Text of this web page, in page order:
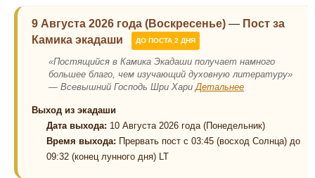
9 Августа 2026 года (Воскресенье) — Пост за
Камика экадаши
ДО ПОСТА 2 ДНЯ
«Постящийся в Камика Экадаши получает намного
большее благо, чем изучающий духовную литературу»
— Всевышний Господь Шри ХариДетальнее
Выход из экадаши
Дата выхода: 10 Августа 2026 года (Понедельник)
Время выхода: Прервать пост с 03:45 (восход Солнца) до
09:32 (конец лунного дня) LT